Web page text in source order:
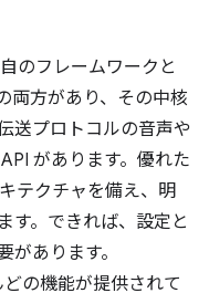
のフレームワークと
両方があり、その中核
送プロトコルの音声や
があります。優れた
テクチャを備え、明
す。できれば、設定と
あります。
どの機能が提供されて